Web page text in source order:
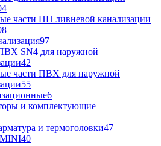
4
части ПП ливневой канализации
8
97
SN4 для наружной
42
части ПВХ для наружной
55
6
и комплектующие
и термоголовки47
40